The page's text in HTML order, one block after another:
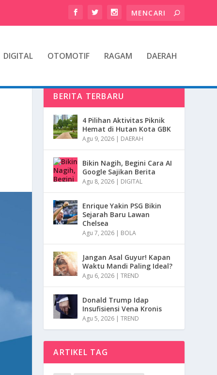
DIGITAL OTOMOTIF RAGAM DAERAH
BERITA TERBARU
4 Pilihan Aktivitas Piknik
Hemat di Hutan Kota GBK
Agu 9, 2026 | DAERAH
Bikin Nagih, Begini Cara AI
Google Sajikan Berita
Agu 8, 2026 | DIGITAL
Enrique Yakin PSG Bikin
Sejarah Baru Lawan
Chelsea
Agu 7, 2026 | BOLA
Jangan Asal Guyur! Kapan
Waktu Mandi Paling Ideal?
Agu 6, 2026 |TREND
Donald Trump Idap
Insufisiensi Vena Kronis
Agu 5, 2026 |TREND
ARTIKEL TAG